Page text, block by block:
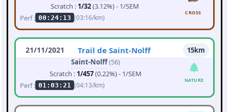
Scratch : 1/32(3.12%) - 1/SEM
Perf : 00:24:13 (03:16/km)
CROSS
21/11/2021 Trail de Saint-Nolff
15km
Saint-Nolff(56)
Scratch : 1/457(0.22%) - 1/SEM
Perf : 01:03:21 (04:13/km)
NATURE